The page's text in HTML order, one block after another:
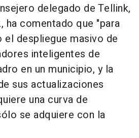
delegado de Tellink,
ha comentado que "para
despliegue masivo de
inteligentes de
en un municipio, y la
sus actualizaciones
una curva de
se adquiere con la